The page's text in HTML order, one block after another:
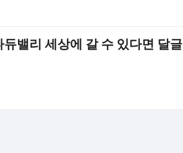
듀밸리 세상에 갈 수 있다면 달글